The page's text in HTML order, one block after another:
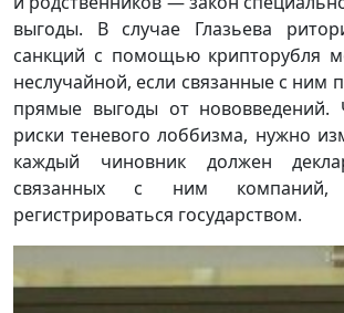
выгоды. В случае Глазьева
санкций с помощью крипторубля
неслучайной, если связанные с ним
прямые выгоды от нововведений.
риски теневого лоббизма, нужно
каждый чиновник должен
связанных с ним
регистрироваться государством.